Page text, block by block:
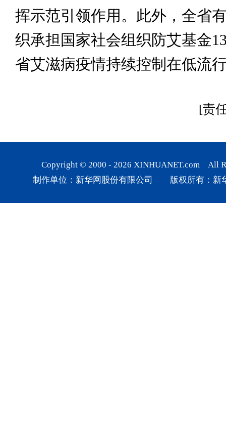
挥示范引领作用。此外，全省
织承担国家社会组织防艾基金
省艾滋病疫情持续控制在低流
[责
Copyright © 2000 - 2026 XINHUANET.com All
制作单位：新华网股份有限公司 版权所有：新